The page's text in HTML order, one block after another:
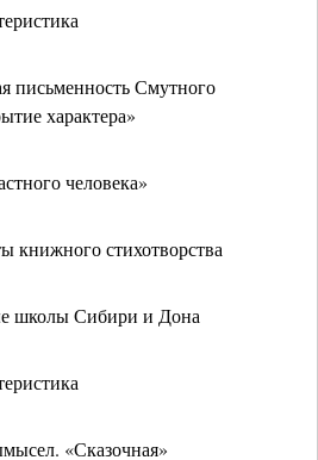
письменность Смутного
характера»
человека»
книжного стихотворства
школы Сибири и Дона
«Сказочная»